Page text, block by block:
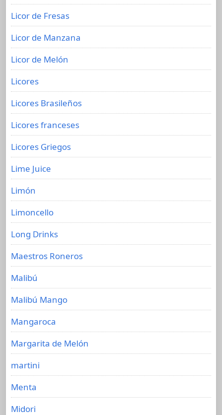
Licor de Fresas
Licor de Manzana
Licor de Melón
Licores
Licores Brasileños
Licores franceses
Licores Griegos
Lime Juice
Limón
Limoncello
Long Drinks
Maestros Roneros
Malibú
Malibú Mango
Mangaroca
Margarita de Melón
martini
Menta
Midori